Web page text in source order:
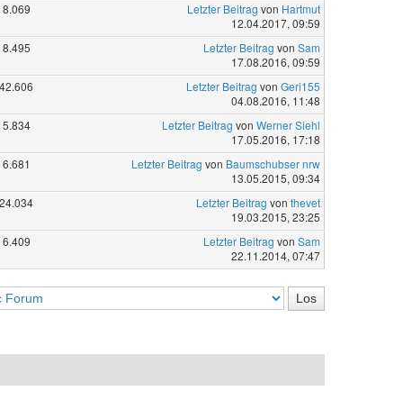
8.069 Letzter Beitrag von Hartmut
12.04.2017, 09:59
8.495 Letzter Beitrag von Sam
17.08.2016, 09:59
42.606 Letzter Beitrag von Geri155
04.08.2016, 11:48
5.834 Letzter Beitrag von Werner Siehl
17.05.2016, 17:18
6.681 Letzter Beitrag von Baumschubser nrw
13.05.2015, 09:34
24.034 Letzter Beitrag von thevet
19.03.2015, 23:25
6.409 Letzter Beitrag von Sam
22.11.2014, 07:47